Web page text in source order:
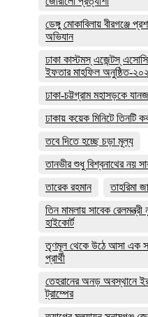
ডেঙ্গু মোকাবিলায় বীরগঞ্জে
অভিযান
ঢাকা কাস্টমস্ এজেন্টস্
ইফতার মাহফিল অনুষ্ঠিত-
ঢাকা-চট্টগ্রাম মহাসড়কে
ঢাকায় কয়েক মিনিটে তিনটি
তবে দিতে হচ্ছে চড়া মূল্য
তানভীর শুধু বিশ্বনাথের নয়
তারেক রহমান
তাহরিমা
তিন মামলায় সাবেক
হাইকোর্ট
তৃণমূল থেকে উঠে আসা এক
প্রার্থী
তেহরানের অনড় অবস্থানে
ট্রাম্পের